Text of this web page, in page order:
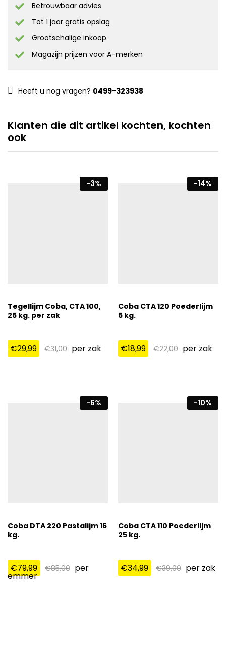
Betrouwbaar advies
Tot 1 jaar gratis opslag
Grootschalige inkoop
Magazijn prijzen voor A-merken
Heeft u nog vragen? 0499-323938
Klanten die dit artikel kochten, kochten
ook
-3%
Tegellijm Coba, CTA 100,
25 kg. per zak
€29,99 €31,00 per zak
-14%
Coba CTA 120 Poederlijm
5 kg.
€18,99 €22,00 per zak
-6%
Coba DTA 220 Pastalijm 16
kg.
€79,99 €85,00 per
emmer
-10%
Coba CTA 110 Poederlijm
25 kg.
€34,99 €39,00 per zak